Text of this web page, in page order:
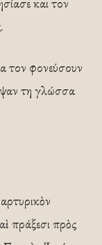
τον φονεύσουν
τη γλώσσα
πράξεσι πρὸς